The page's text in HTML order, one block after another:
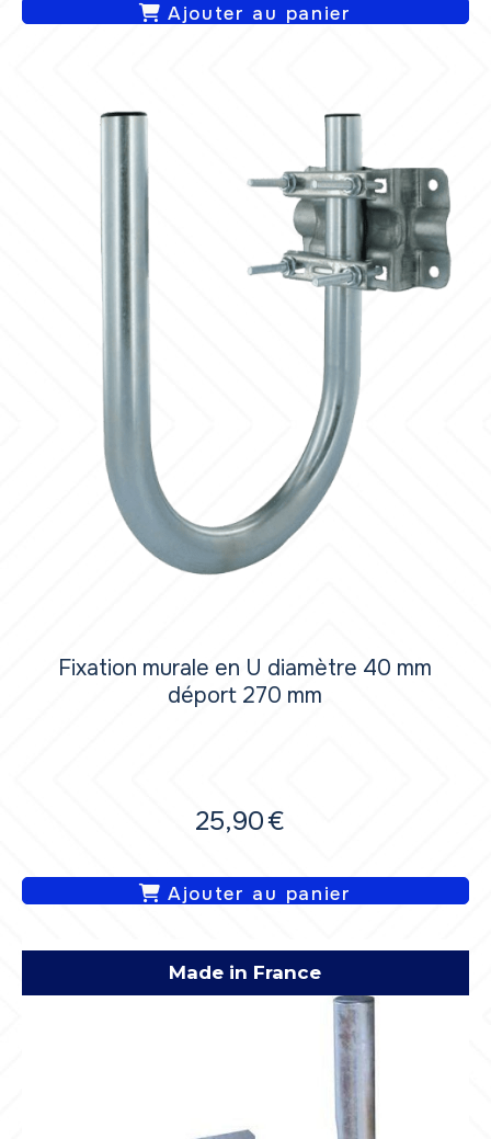
Ajouter au panier
Fixation murale en U diamètre 40 mm
déport 270 mm
25,90€
Ajouter au panier
Made in France